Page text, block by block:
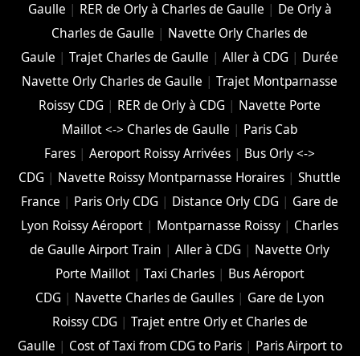
Gaulle | RER de Orly à Charles de Gaulle | De Orly à
Charles de Gaulle | Navette Orly Charles de
Gaule |Trajet Charles de Gaulle |Aller à CDG | Durée
Navette Orly Charles de Gaulle |Trajet Montparnasse
Roissy CDG | RER de Orly à CDG | Navette Porte
Maillot <-> Charles de Gaulle | Paris Cab
Fares |Aeroport Roissy Arrivées | Bus Orly <->
CDG | Navette Roissy Montparnasse Horaires |Shuttle
France | Paris Orly CDG | Distance Orly CDG | Gare de
Lyon Roissy Aéroport | Montparnasse Roissy | Charles
de Gaulle Airport Train |Aller à CDG | Navette Orly
Porte Maillot| Taxi Charles| Bus Aéroport
CDG | Navette Charles de Gaulles| Gare de Lyon
Roissy CDG | Trajet entre Orly et Charles de
Gaulle | Cost of Taxi from CDG to Paris| Paris Airport to